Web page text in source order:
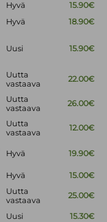
Hyvä
15.90€
Hyvä
18.90€
Uusi 15.90€
Uutta
vastaava
22.00€
Uutta
vastaava
26.00€
Uutta
vastaava
12.00€
Hyvä 19.90€
Hyvä 15.00€
Uutta
vastaava
25.00€
Uusi
15.30€